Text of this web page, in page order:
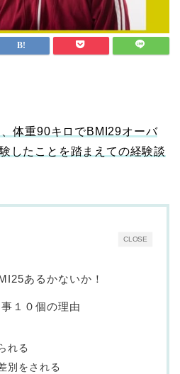
体重90キロでBMI29オーバ
したことを踏まえての経験談
CLOSE
あるかないか！
１０個の理由
れる
別をされる